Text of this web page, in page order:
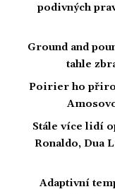
podivných
Ground and
tahle
Poirier ho
Stále více lidí
Ronaldo, Dua
Adaptivní